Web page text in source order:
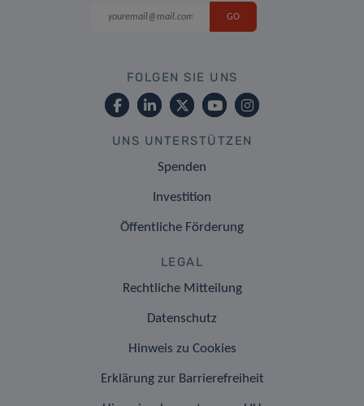
FOLGEN SIE UNS
UNS UNTERSTÜTZEN
Spenden
Investition
Öffentliche Förderung
LEGAL
Rechtliche Mitteilung
Datenschutz
Hinweis zu Cookies
Erklärung zur Barrierefreiheit